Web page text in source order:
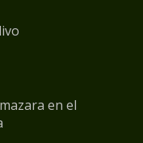
en el